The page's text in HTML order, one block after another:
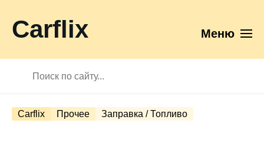
Carflix Меню
Carflix Прочее Заправка / Топливо